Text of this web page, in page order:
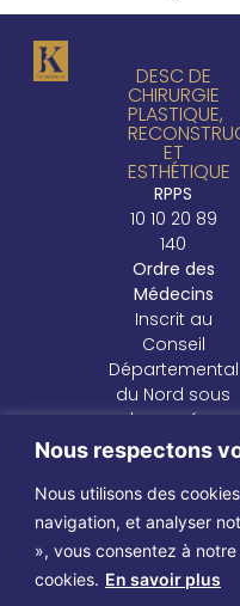
Nous respectons
Nous utilisons des
navigation, et analyser
», vous consentez à
cookies. En savoir plus
DESC DE
CHIRURGIE
PLASTIQUE,
ET
ESTHÉTIQUE
RPPS
10 10 20 89
140
Ordre des
Médecins
Inscrit au
Conseil
Départemental
du Nord sous
le numéro
28704
Dr Line KHADDAJ
Réalisé